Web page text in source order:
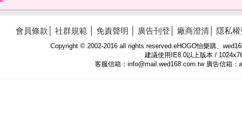
會員條款 社群規範 免責聲明 廣告刊登 廠商澄清 隱私權
Copyright © 2002-2016 all rights reserved.eHOGO怡樂購、
建議使用IE8.0以上版本 /
客服信箱：info@mail.wed168.com.tw 廣告信箱：